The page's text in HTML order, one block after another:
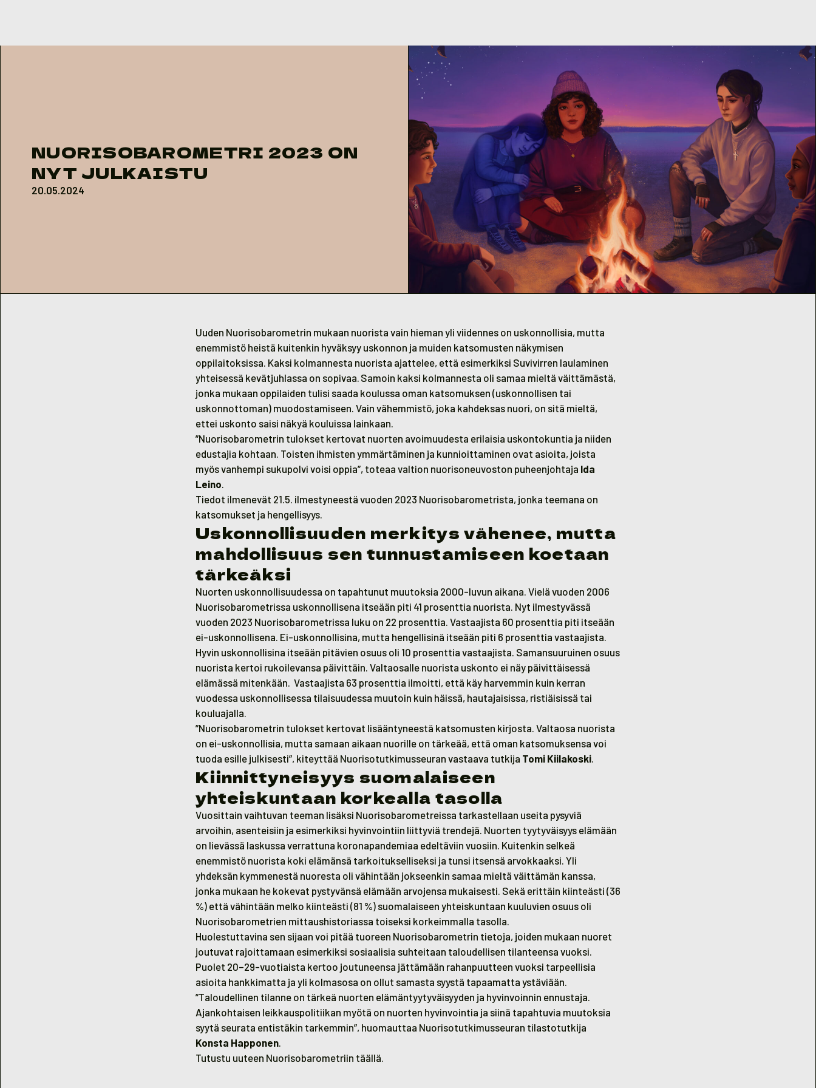
NUORISOBAROMETRI 2023 ON
NYT JULKAISTU
20.05.2024
Uuden Nuorisobarometrin mukaan nuorista vain hieman yli viidennes on uskonnollisia, mutta
enemmistö heistä kuitenkin hyväksyy uskonnon ja muiden katsomusten näkymisen
oppilaitoksissa. Kaksi kolmannesta nuorista ajattelee, että esimerkiksi Suvivirren laulaminen
yhteisessä kevätjuhlassa on sopivaa. Samoin kaksi kolmannesta oli samaa mieltä väittämästä,
jonka mukaan oppilaiden tulisi saada koulussa oman katsomuksen (uskonnollisen tai
uskonnottoman) muodostamiseen. Vain vähemmistö, joka kahdeksas nuori, on sitä mieltä,
ettei uskonto saisi näkyä kouluissa lainkaan.
”Nuorisobarometrin tulokset kertovat nuorten avoimuudesta erilaisia uskontokuntia ja niiden
edustajia kohtaan. Toisten ihmisten ymmärtäminen ja kunnioittaminen ovat asioita, joista
myös vanhempi sukupolvi voisi oppia”, toteaa valtion nuorisoneuvoston puheenjohtaja Ida
Leino.
Tiedot ilmenevät 21.5. ilmestyneestä vuoden 2023 Nuorisobarometrista, jonka teemana on
katsomukset ja hengellisyys.
Uskonnollisuuden merkitys vähenee, mutta
mahdollisuus sen tunnustamiseen koetaan
tärkeäksi
Nuorten uskonnollisuudessa on tapahtunut muutoksia 2000-luvun aikana. Vielä vuoden 2006
Nuorisobarometrissa uskonnollisena itseään piti 41 prosenttia nuorista. Nyt ilmestyvässä
vuoden 2023 Nuorisobarometrissa luku on 22 prosenttia. Vastaajista 60 prosenttia piti itseään
ei-uskonnollisena. Ei-uskonnollisina, mutta hengellisinä itseään piti 6 prosenttia vastaajista.
Hyvin uskonnollisina itseään pitävien osuus oli 10 prosenttia vastaajista. Samansuuruinen osuus
nuorista kertoi rukoilevansa päivittäin. Valtaosalle nuorista uskonto ei näy päivittäisessä
elämässä mitenkään. Vastaajista 63 prosenttia ilmoitti, että käy harvemmin kuin kerran
vuodessa uskonnollisessa tilaisuudessa muutoin kuin häissä, hautajaisissa, ristiäisissä tai
kouluajalla.
”Nuorisobarometrin tulokset kertovat lisääntyneestä katsomusten kirjosta. Valtaosa nuorista
on ei-uskonnollisia, mutta samaan aikaan nuorille on tärkeää, että oman katsomuksensa voi
tuoda esille julkisesti”, kiteyttää Nuorisotutkimusseuran vastaava tutkija Tomi Kiilakoski.
Kiinnittyneisyys suomalaiseen
yhteiskuntaan korkealla tasolla
Vuosittain vaihtuvan teeman lisäksi Nuorisobarometreissa tarkastellaan useita pysyviä
arvoihin, asenteisiin ja esimerkiksi hyvinvointiin liittyviä trendejä. Nuorten tyytyväisyys elämään
on lievässä laskussa verrattuna koronapandemiaa edeltäviin vuosiin. Kuitenkin selkeä
enemmistö nuorista koki elämänsä tarkoitukselliseksi ja tunsi itsensä arvokkaaksi. Yli
yhdeksän kymmenestä nuoresta oli vähintään jokseenkin samaa mieltä väittämän kanssa,
jonka mukaan he kokevat pystyvänsä elämään arvojensa mukaisesti. Sekä erittäin kiinteästi (36
%) että vähintään melko kiinteästi (81 %) suomalaiseen yhteiskuntaan kuuluvien osuus oli
Nuorisobarometrien mittaushistoriassa toiseksi korkeimmalla tasolla.
Huolestuttavina sen sijaan voi pitää tuoreen Nuorisobarometrin tietoja, joiden mukaan nuoret
joutuvat rajoittamaan esimerkiksi sosiaalisia suhteitaan taloudellisen tilanteensa vuoksi.
Puolet 20–29-vuotiaista kertoo joutuneensa jättämään rahanpuutteen vuoksi tarpeellisia
asioita hankkimatta ja yli kolmasosa on ollut samasta syystä tapaamatta ystäviään.
”Taloudellinen tilanne on tärkeä nuorten elämäntyytyväisyyden ja hyvinvoinnin ennustaja.
Ajankohtaisen leikkauspolitiikan myötä on nuorten hyvinvointia ja siinä tapahtuvia muutoksia
syytä seurata entistäkin tarkemmin”, huomauttaa Nuorisotutkimusseuran tilastotutkija
Konsta Happonen.
Tutustu uuteen Nuorisobarometriin täällä.